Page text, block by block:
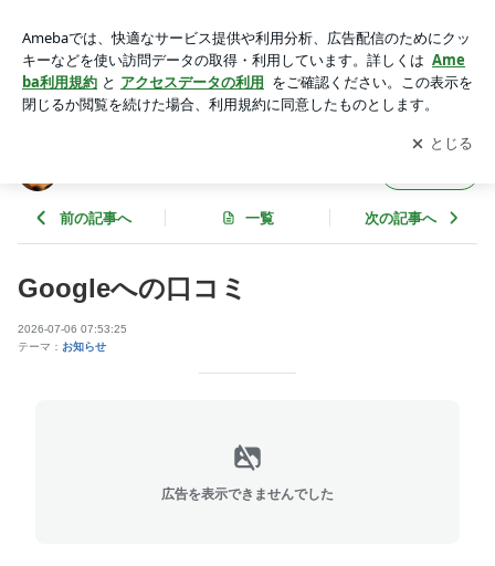
アプリをダウンロードして ブログの更新通知
を受け取りまし
ょう。
開く
前の記事へ 一覧 次の記事へ
Googleへの口コミ
2026-07-06 07:53:25
テーマ： お知らせ
広告を表示できませんでした